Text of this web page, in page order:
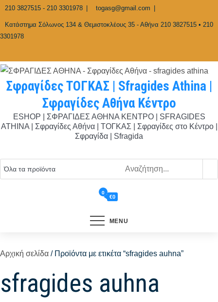
Skip
content
210 3827515 - 210 3301978 togasg@gmail.com
Κατάστημα Σόλωνος 134 & Θεμιστοκλέους 35 - Αθήνα 210 3827515 • 210
3301978
Σφραγίδες ΤΟΓΚΑΣ | Sfragides Athina |
Σφραγίδες Αθήνα Κέντρο
ESHOP | ΣΦΡΑΓΙΔΕΣ ΑΘΗΝΑ ΚΕΝΤΡΟ | SFRAGIDES
ATHINA | Σφραγίδες Αθήνα | ΤΟΓΚΑΣ | Σφραγίδες στο Κέντρο |
Σφραγίδα | Sfragida
0
€0
MENU
Αρχική σελίδα / Προϊόντα με ετικέτα “sfragides auhna”
sfragides auhna